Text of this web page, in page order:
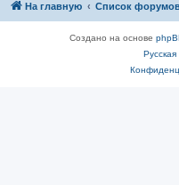
На главную Список
Создано на основе